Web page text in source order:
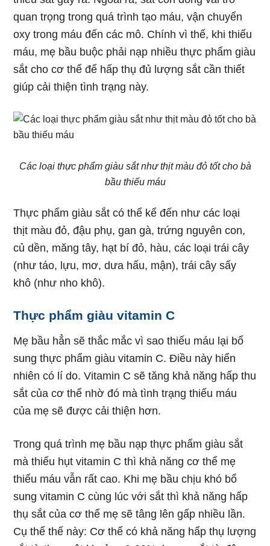
quan trọng trong quá trình tạo máu, vận chuyển
oxy trong máu đến các mô. Chính vì thế, khi thiếu
máu, mẹ bầu buộc phải nạp nhiều thực phẩm giàu
sắt cho cơ thể để hấp thụ đủ lượng sắt cần thiết
giúp cải thiện tình trạng này.
Các loại thực phẩm giàu sắt như thịt màu đỏ tốt cho bà
bầu thiếu máu
Thực phẩm giàu sắt có thể kể đến như các loại
thịt màu đỏ, đậu phụ, gan gà, trứng nguyên con,
củ dền, măng tây, hạt bí đỏ, hàu, các loại trái cây
(như táo, lựu, mơ, dưa hấu, mận), trái cây sấy
khô (như nho khô).
Thực phẩm giàu vitamin C
Mẹ bầu hẳn sẽ thắc mắc vì sao thiếu máu lại bổ
sung thực phẩm giàu vitamin C. Điều này hiển
nhiên có lí do. Vitamin C sẽ tăng khả năng hấp thu
sắt của cơ thể nhờ đó mà tình trạng thiếu máu
của mẹ sẽ được cải thiện hơn.
Trong quá trình mẹ bầu nạp thực phẩm giàu sắt
mà thiếu hụt vitamin C thì khả năng cơ thể mẹ
thiếu máu vẫn rất cao. Khi mẹ bầu chịu khó bổ
sung vitamin C cùng lúc với sắt thì khả năng hấp
thụ sắt của cơ thể mẹ sẽ tâng lên gấp nhiều lần.
Cụ thể thế này: Cơ thể có khả năng hấp thụ lượng